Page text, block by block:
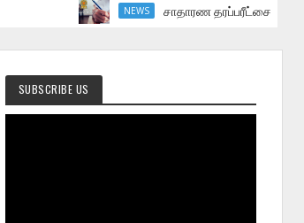
NEWS சாதாரண தரப்பரீட்சை மார்ச்
SUBSCRIBE US